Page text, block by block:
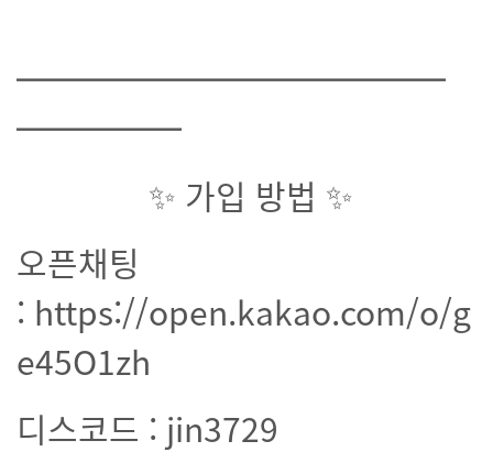
━━━━━━━━━━━━━
━━━━━
✨ 가입 방법 ✨
오픈채팅
: https://open.kakao.com/o/g
e45O1zh
디스코드 : jin3729